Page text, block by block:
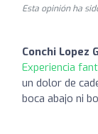
Esta opinión ha
Conchi Lopez
Experiencia
un dolor de
boca abajo ni